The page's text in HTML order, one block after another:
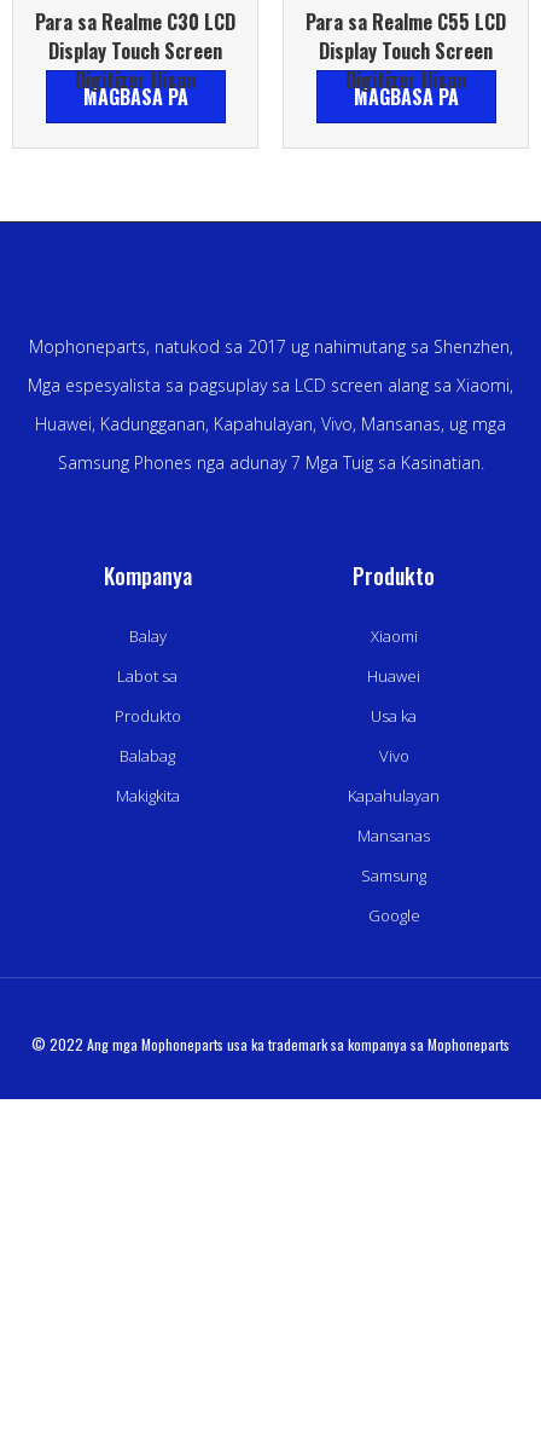
Para sa Realme C30 LCD
Display Touch Screen
Digitizer Ilisan
MAGBASA PA
Para sa Realme C55 LCD
Display Touch Screen
Digitizer Ilisan
MAGBASA PA
Mophoneparts, natukod sa 2017 ug nahimutang sa Shenzhen,
Mga espesyalista sa pagsuplay sa LCD screen alang sa Xiaomi,
Huawei, Kadungganan, Kapahulayan, Vivo, Mansanas, ug mga
Samsung Phones nga adunay 7 Mga Tuig sa Kasinatian.
Kompanya
Balay
Labot sa
Produkto
Balabag
Makigkita
Produkto
Xiaomi
Huawei
Usa ka
Vivo
Kapahulayan
Mansanas
Samsung
Google
© 2022 Ang mga Mophoneparts usa ka trademark sa kompanya sa Mophoneparts